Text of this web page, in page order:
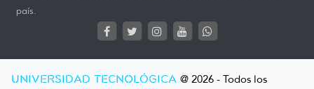
país.
UNIVERSIDAD TECNOLÓGICA @ 2026 - Todos los